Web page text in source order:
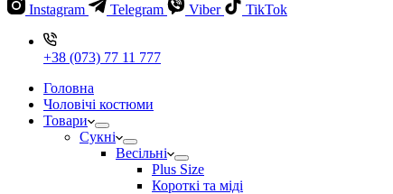
Instagram Telegram Viber TikTok
+38 (073) 77 11 777
Головна
Чоловічі костюми
Товари
Сукні
Весільні
Plus Size
Короткі та міді